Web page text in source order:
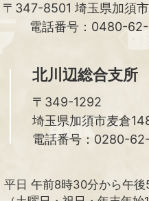
〒347-8501 埼玉県加須
電話番号：0480-62-
北川辺総合支所
〒349-1292
埼玉県加須市麦倉
電話番号：0280-62-
平日 午前8時30分から午後